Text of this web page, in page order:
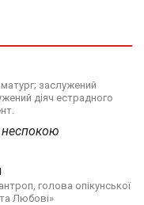
заслужений
діяч естрадного
неспокою
голова опікунської
Любові»